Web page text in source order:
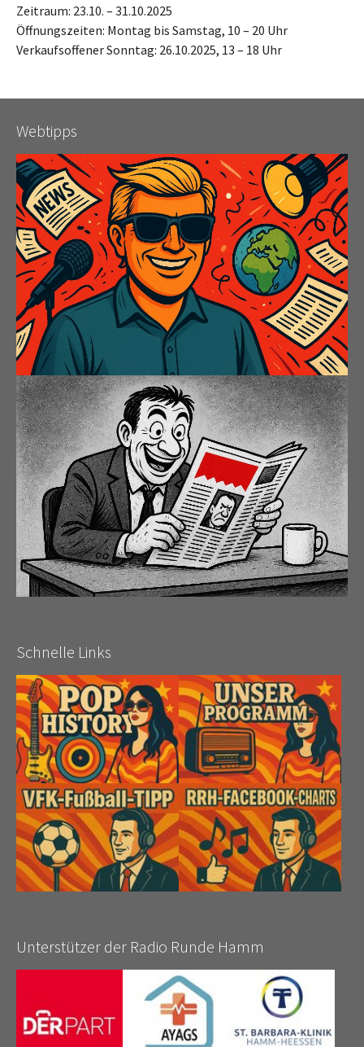
Zeitraum: 23.10. – 31.10.2025
Öffnungszeiten: Montag bis Samstag, 10 – 20 Uhr
Verkaufsoffener Sonntag: 26.10.2025, 13 – 18 Uhr
Webtipps
Schnelle Links
Unterstützer der Radio Runde Hamm